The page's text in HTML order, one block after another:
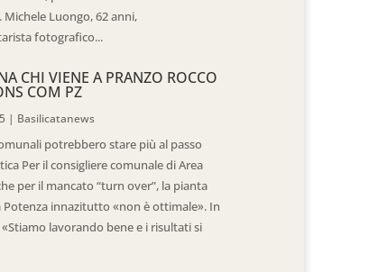
Michele Luongo, 62 anni,
fotografico...
CHI VIENE A PRANZO ROCCO
COM PZ
| Basilicatanews
potrebbero stare più al passo
Per il consigliere comunale di Area
per il mancato “turn over”, la pianta
Potenza innazitutto «non è ottimale». In
«Stiamo lavorando bene e i risultati si